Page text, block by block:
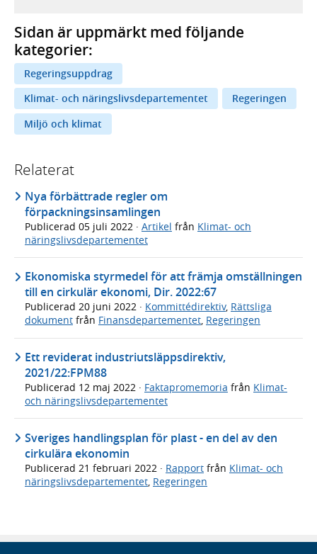
Sidan är uppmärkt med följande
kategorier:
Regeringsuppdrag
Klimat- och näringslivsdepartementet
Regeringen
Miljö och klimat
Relaterat
Nya förbättrade regler om
förpackningsinsamlingen
Publicerad 05 juli 2022 · Artikel från Klimat- och
näringslivsdepartementet
Ekonomiska styrmedel för att främja omställningen
till en cirkulär ekonomi, Dir. 2022:67
Publicerad 20 juni 2022 · Kommittédirektiv, Rättsliga
dokument från Finansdepartementet, Regeringen
Ett reviderat industriutsläppsdirektiv,
2021/22:FPM88
Publicerad 12 maj 2022 · Faktapromemoria från Klimat-
och näringslivsdepartementet
Sveriges handlingsplan för plast - en del av den
cirkulära ekonomin
Publicerad 21 februari 2022 · Rapport från Klimat- och
näringslivsdepartementet Regeringen